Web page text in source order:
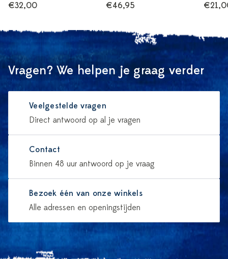
€32,00
€46,95
Vragen? We helpen je graag verder
Veelgestelde vragen
Direct antwoord op al je vragen
Contact
Binnen 48 uur antwoord op je vraag
Bezoek één van onze winkels
Alle adressen en openingstijden